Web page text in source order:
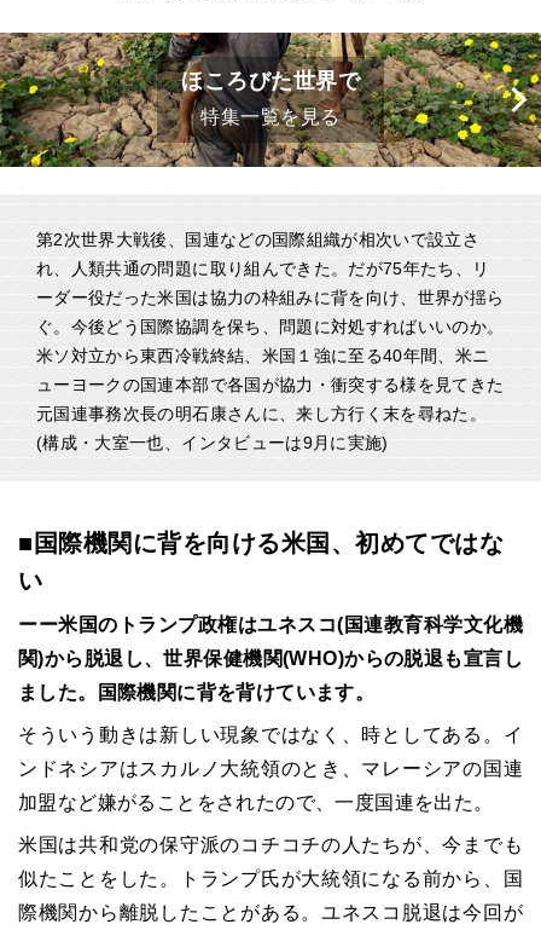
ほころびた世界で
特集一覧を見る
第2次世界大戦後、国連などの国際組織が相次いで設立さ
れ、人類共通の問題に取り組んできた。だが75年たち、リ
ーダー役だった米国は協力の枠組みに背を向け、世界が揺ら
ぐ。今後どう国際協調を保ち、問題に対処すればいいのか。
米ソ対立から東西冷戦終結、米国１強に至る40年間、米ニ
ューヨークの国連本部で各国が協力・衝突する様を見てきた
元国連事務次長の明石康さんに、来し方行く末を尋ねた。
(構成・大室一也、インタビューは9月に実施)
■国際機関に背を向ける米国、初めてではな
い
ーー米国のトランプ政権はユネスコ(国連教育科学文化機
関)から脱退し、世界保健機関(WHO)からの脱退も宣言し
ました。国際機関に背を背けています。
そういう動きは新しい現象ではなく、時としてある。イ
ンドネシアはスカルノ大統領のとき、マレーシアの国連
加盟など嫌がることをされたので、一度国連を出た。
米国は共和党の保守派のコチコチの人たちが、今までも
似たことをした。トランプ氏が大統領になる前から、国
際機関から離脱したことがある。ユネスコ脱退は今回が